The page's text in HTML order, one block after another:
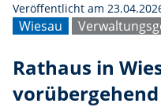
Wiesau
Veröffentlicht am
Rathaus in
vorübergehend